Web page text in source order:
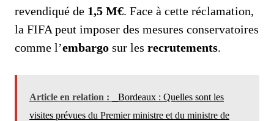
revendiqué de 1,5 M€. Face à cette réclamation,
la FIFA peut imposer des mesures conservatoires
comme l’embargo sur les recrutements.
Article en relation :
Bordeaux : Quelles sont les
visites prévues du Premier ministre et du ministre de